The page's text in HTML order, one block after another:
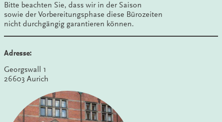
Bitte beachten Sie, dass wir in der Saison
sowie der Vorbereitungsphase diese Bürozeiten
nicht durchgängig garantieren können.
Adresse:
Georgswall 1
26603 Aurich